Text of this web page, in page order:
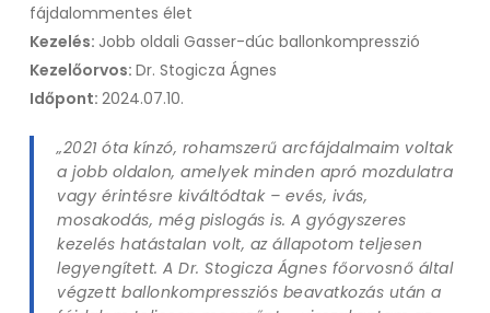
fájdalommentes élet
Kezelés: Jobb oldali Gasser-dúc ballonkompresszió
Kezelőorvos:Dr. Stogicza Ágnes
Időpont:2024.07.10.
„2021 óta kínzó, rohamszerű arcfájdalmaim voltak
a jobb oldalon, amelyek minden apró mozdulatra
vagy érintésre kiváltódtak – evés, ivás,
mosakodás, még pislogás is. A gyógyszeres
kezelés hatástalan volt, az állapotom teljesen
legyengített. A Dr. Stogicza Ágnes főorvosnő által
végzett ballonkompressziós beavatkozás után a